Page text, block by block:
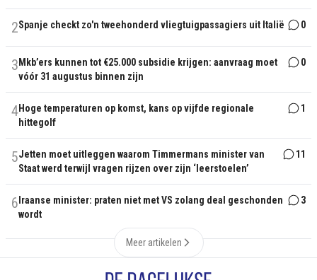
2Spanje checkt zo'n tweehonderd vliegtuigpassagiers uit Italië 0
3 Mkb’ers kunnen tot €25.000 subsidie krijgen: aanvraag moet
vóór 31 augustus binnen zijn
0
4Hoge temperaturen op komst, kans op vijfde regionale
hittegolf
1
5Jetten moet uitleggen waarom Timmermans minister van
Staat werd terwijl vragen rijzen over zijn ‘leerstoelen’
11
6 Iraanse minister: praten niet met VS zolang deal geschonden
wordt
3
Meer artikelen